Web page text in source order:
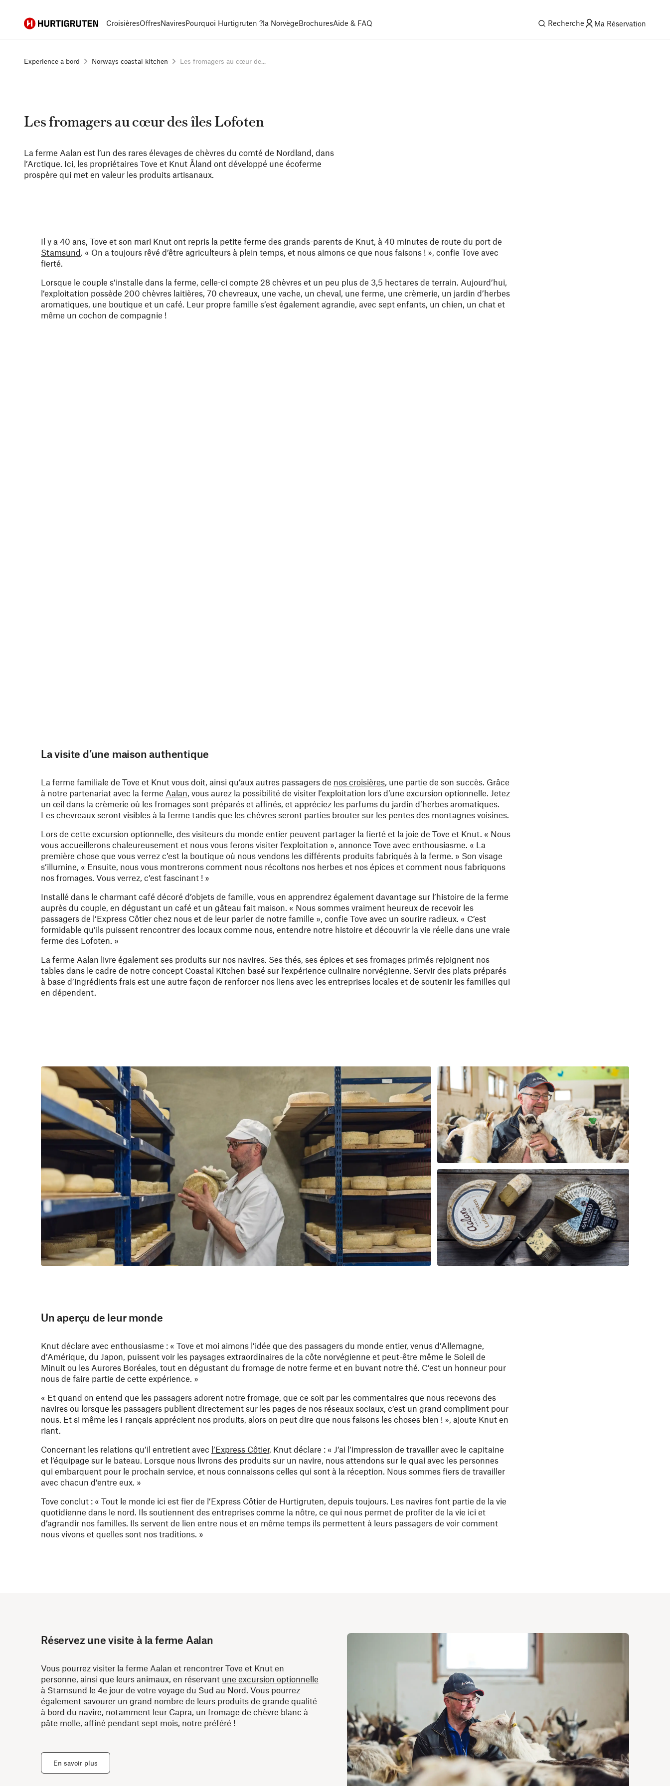
Hurtigruten CroisièresOffresNaviresPourquoi Hurtigruten ?la NorvègeBrochuresAide & FAQ Recherche Ma Réservation
Experience a bord Norways coastal kitchen Les fromagers au cœur de...
Les fromagers au cœur des îles Lofoten
La ferme Aalan est l’un des rares élevages de chèvres du comté de Nordland, dans
l’Arctique. Ici, les propriétaires Tove et Knut Åland ont développé une écoferme
prospère qui met en valeur les produits artisanaux.
Il y a 40 ans, Tove et son mari Knut ont repris la petite ferme des grands-parents de Knut, à 40 minutes de route du port de
Stamsund. « On a toujours rêvé d’être agriculteurs à plein temps, et nous aimons ce que nous faisons ! », confie Tove avec
fierté.
Lorsque le couple s’installe dans la ferme, celle-ci compte 28 chèvres et un peu plus de 3,5 hectares de terrain. Aujourd’hui,
l’exploitation possède 200 chèvres laitières, 70 chevreaux, une vache, un cheval, une ferme, une crèmerie, un jardin d’herbes
aromatiques, une boutique et un café. Leur propre famille s’est également agrandie, avec sept enfants, un chien, un chat et
même un cochon de compagnie !
La visite d’une maison authentique
La ferme familiale de Tove et Knut vous doit, ainsi qu’aux autres passagers de nos croisières, une partie de son succès. Grâce
à notre partenariat avec la ferme Aalan, vous aurez la possibilité de visiter l’exploitation lors d’une excursion optionnelle. Jetez
un œil dans la crèmerie où les fromages sont préparés et affinés, et appréciez les parfums du jardin d’herbes aromatiques.
Les chevreaux seront visibles à la ferme tandis que les chèvres seront parties brouter sur les pentes des montagnes voisines.
Lors de cette excursion optionnelle, des visiteurs du monde entier peuvent partager la fierté et la joie de Tove et Knut. « Nous
vous accueillerons chaleureusement et nous vous ferons visiter l’exploitation », annonce Tove avec enthousiasme. « La
première chose que vous verrez c’est la boutique où nous vendons les différents produits fabriqués à la ferme. » Son visage
s’illumine, « Ensuite, nous vous montrerons comment nous récoltons nos herbes et nos épices et comment nous fabriquons
nos fromages. Vous verrez, c’est fascinant ! »
Installé dans le charmant café décoré d’objets de famille, vous en apprendrez également davantage sur l’histoire de la ferme
auprès du couple, en dégustant un café et un gâteau fait maison. « Nous sommes vraiment heureux de recevoir les
passagers de l’Express Côtier chez nous et de leur parler de notre famille », confie Tove avec un sourire radieux. « C’est
formidable qu’ils puissent rencontrer des locaux comme nous, entendre notre histoire et découvrir la vie réelle dans une vraie
ferme des Lofoten. »
La ferme Aalan livre également ses produits sur nos navires. Ses thés, ses épices et ses fromages primés rejoignent nos
tables dans le cadre de notre concept Coastal Kitchen basé sur l’expérience culinaire norvégienne. Servir des plats préparés
à base d’ingrédients frais est une autre façon de renforcer nos liens avec les entreprises locales et de soutenir les familles qui
en dépendent.
Un aperçu de leur monde
Knut déclare avec enthousiasme : « Tove et moi aimons l’idée que des passagers du monde entier, venus d’Allemagne,
d’Amérique, du Japon, puissent voir les paysages extraordinaires de la côte norvégienne et peut-être même le Soleil de
Minuit ou les Aurores Boréales, tout en dégustant du fromage de notre ferme et en buvant notre thé. C’est un honneur pour
nous de faire partie de cette expérience. »
« Et quand on entend que les passagers adorent notre fromage, que ce soit par les commentaires que nous recevons des
navires ou lorsque les passagers publient directement sur les pages de nos réseaux sociaux, c’est un grand compliment pour
nous. Et si même les Français apprécient nos produits, alors on peut dire que nous faisons les choses bien ! », ajoute Knut en
riant.
Concernant les relations qu’il entretient avec l’Express Côtier, Knut déclare : « J’ai l’impression de travailler avec le capitaine
et l’équipage sur le bateau. Lorsque nous livrons des produits sur un navire, nous attendons sur le quai avec les personnes
qui embarquent pour le prochain service, et nous connaissons celles qui sont à la réception. Nous sommes fiers de travailler
avec chacun d’entre eux. »
Tove conclut : « Tout le monde ici est fier de l’Express Côtier de Hurtigruten, depuis toujours. Les navires font partie de la vie
quotidienne dans le nord. Ils soutiennent des entreprises comme la nôtre, ce qui nous permet de profiter de la vie ici et
d’agrandir nos familles. Ils servent de lien entre nous et en même temps ils permettent à leurs passagers de voir comment
nous vivons et quelles sont nos traditions. »
Réservez une visite à la ferme Aalan
Vous pourrez visiter la ferme Aalan et rencontrer Tove et Knut en
personne, ainsi que leurs animaux, en réservant une excursion optionnelle
à Stamsund le 4e jour de votre voyage du Sud au Nord. Vous pourrez
également savourer un grand nombre de leurs produits de grande qualité
à bord du navire, notamment leur Capra, un fromage de chèvre blanc à
pâte molle, affiné pendant sept mois, notre préféré !
En savoir plus